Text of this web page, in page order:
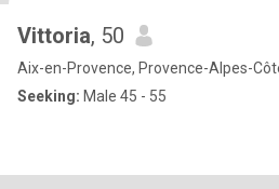
Vittoria, 50
Aix-en-Provence, Provence-Alpes-
Seeking: Male 45 - 55